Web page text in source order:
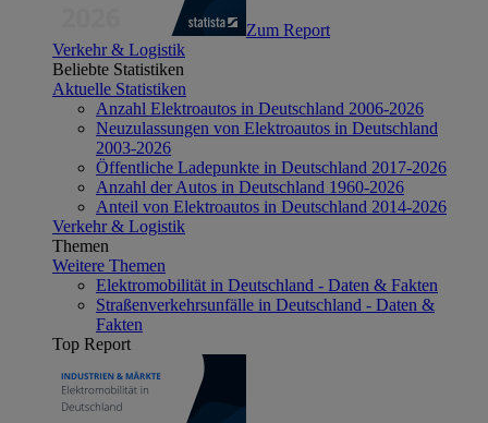
Zum Report
Verkehr & Logistik
Beliebte Statistiken
Aktuelle Statistiken
Anzahl Elektroautos in Deutschland 2006-2026
Neuzulassungen von Elektroautos in Deutschland
2003-2026
Öffentliche Ladepunkte in Deutschland 2017-2026
Anzahl der Autos in Deutschland 1960-2026
Anteil von Elektroautos in Deutschland 2014-2026
Verkehr & Logistik
Themen
Weitere Themen
Elektromobilität in Deutschland - Daten & Fakten
Straßenverkehrsunfälle in Deutschland - Daten &
Fakten
Top Report